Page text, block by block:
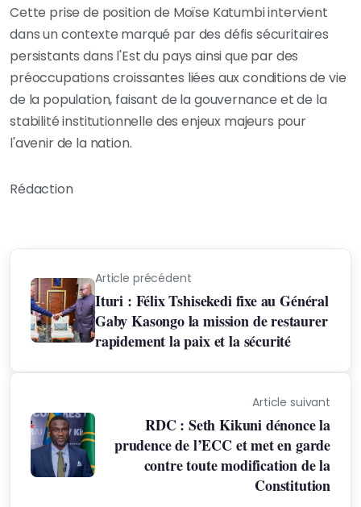
Cette prise de position de Moïse Katumbi intervient
dans un contexte marqué par des défis sécuritaires
persistants dans l'Est du pays ainsi que par des
préoccupations croissantes liées aux conditions de vie
de la population, faisant de la gouvernance et de la
stabilité institutionnelle des enjeux majeurs pour
l'avenir de la nation.
Rédaction
Article précédent
Ituri : Félix Tshisekedi fixe au Général
Gaby Kasongo la mission de restaurer
rapidement la paix et la sécurité
Article suivant
RDC : Seth Kikuni dénonce la
prudence de l’ECC et met en garde
contre toute modification de la
Constitution